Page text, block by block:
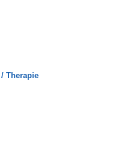
Therapie